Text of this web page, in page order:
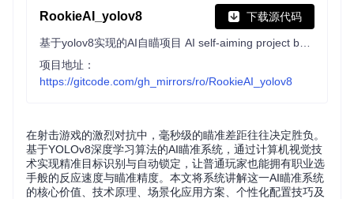
RookieAI_yolov8 下载源代码
项目地址：
https://gitcode.com/gh_mirrors/ro/RookieAI_yolov8
在射击游戏的激烈对抗中，毫秒级的瞄准差距往往决定胜负。
基于YOLOv8深度学习算法的AI瞄准系统，通过计算机视觉技
术实现精准目标识别与自动锁定，让普通玩家也能拥有职业选
手般的反应速度与瞄准精度。本文将系统讲解这一AI瞄准系统
的核心价值、技术原理、场景化应用方案、个性化配置技巧及